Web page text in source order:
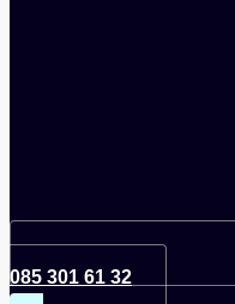
085 301 61 32